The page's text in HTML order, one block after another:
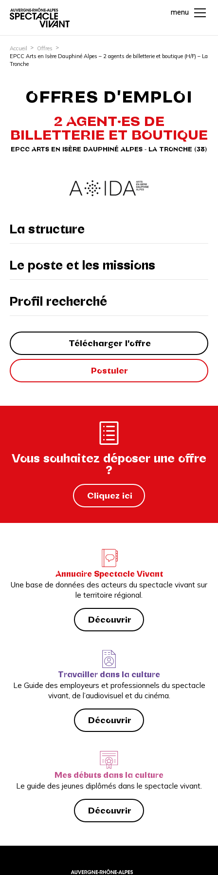
menu
Accueil
Offres
EPCC Arts en Isère Dauphiné Alpes – 2 agents de billetterie et boutique (H/F) – La
Tronche
OFFRES D'EMPLOI
2 AGENT·ES DE
BILLETTERIE ET BOUTIQUE
EPCC ARTS EN ISÈRE DAUPHINÉ ALPES - LA TRONCHE (38)
La structure
Le poste et les missions
Profil recherché
Télécharger l'offre
Postuler
Vous souhaitez déposer une offre
?
Cliquez ici
Annuaire Spectacle Vivant
Une base de données des acteurs du spectacle vivant sur
le territoire régional.
Découvrir
Travailler dans la culture
Le Guide des employeurs et professionnels du spectacle
vivant, de l’audiovisuel et du cinéma.
Découvrir
Mes débuts dans la culture
Le guide des jeunes diplômés dans le spectacle vivant.
Découvrir